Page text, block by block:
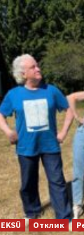
EKSÜ Отклик